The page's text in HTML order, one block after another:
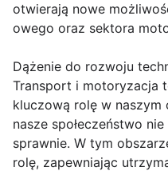
otwierają nowe
owego oraz sektora
Dążenie do rozwoju
Transport i motoryzacja
kluczową rolę w naszym
nasze społeczeństwo
sprawnie. W tym
rolę, zapewniając